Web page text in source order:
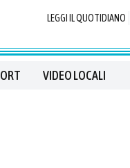
LEGGI IL QUOTIDIANO
VIDEO LOCALI